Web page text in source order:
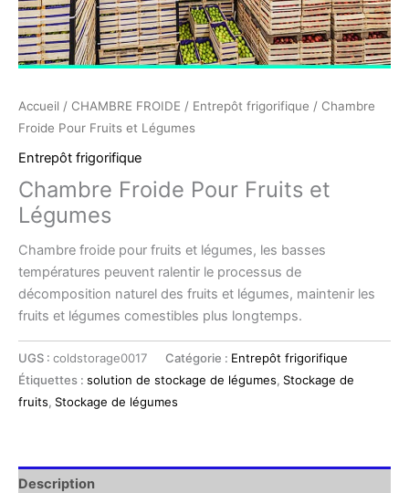
Accueil / CHAMBRE FROIDE / Entrepôt frigorifique / Chambre
Froide Pour Fruits et Légumes
Entrepôt frigorifique
Chambre Froide Pour Fruits et
Légumes
Chambre froide pour fruits et légumes, les basses
températures peuvent ralentir le processus de
décomposition naturel des fruits et légumes, maintenir les
fruits et légumes comestibles plus longtemps.
UGS : coldstorage0017 Catégorie : Entrepôt frigorifique
Étiquettes : solution de stockage de légumes, Stockage de
fruits, Stockage de légumes
Description